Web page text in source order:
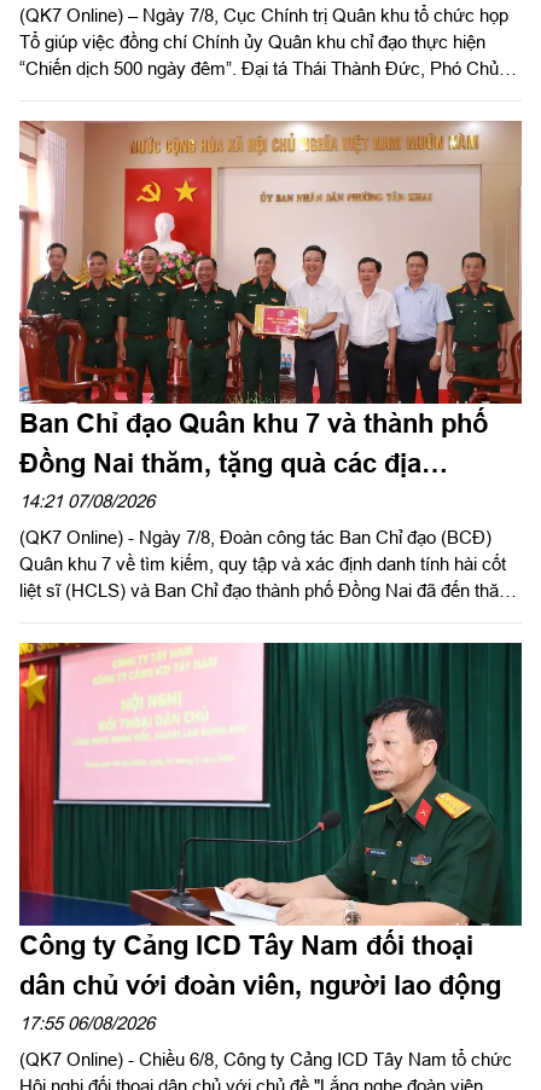
(QK7 Online) – Ngày 7/8, Cục Chính trị Quân khu tổ chức họp
Tổ giúp việc đồng chí Chính ủy Quân khu chỉ đạo thực hiện
“Chiến dịch 500 ngày đêm”. Đại tá Thái Thành Đức, Phó Chủ
Ban Chỉ đạo Quân khu 7 và thành phố
Đồng Nai thăm, tặng quà các địa
phương hỗ trợ tìm kiếm, quy tập hài cốt
liệt sĩ
14:21 07/08/2026
(QK7 Online) - Ngày 7/8, Đoàn công tác Ban Chỉ đạo (BCĐ)
Quân khu 7 về tìm kiếm, quy tập và xác định danh tính hài cốt
liệt sĩ (HCLS) và Ban Chỉ đạo thành phố Đồng Nai đã đến thăm,
và chùa Tân Minh (phường Bình Long), thành phố Đồng Nai -
các địa phương, cơ sở đã hỗ trợ, đồng hành trong hoạt động
quy tập, tìm kiếm HCLS, cầu siêu các anh hùng liệt sĩ tại xã
Minh Đức. Thiếu tướng Trần Chí Tâm, Ủy viên Thường vụ
Đảng ủy, Phó Chính ủy Quân khu, Trưởng BCĐ Quân khu làm
Công ty Cảng ICD Tây Nam đối thoại
dân chủ với đoàn viên, người lao động
17:55 06/08/2026
(QK7 Online) - Chiều 6/8, Công ty Cảng ICD Tây Nam tổ chức
Hội nghị đối thoại dân chủ với chủ đề "Lắng nghe đoàn viên,